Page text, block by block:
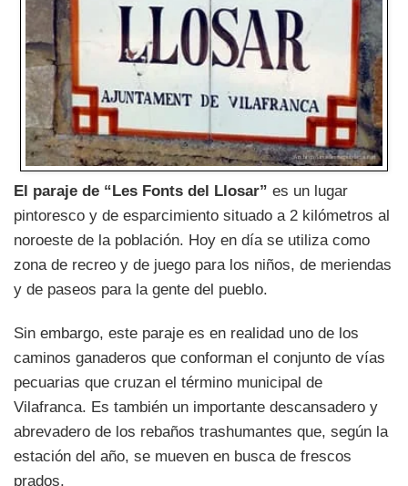
El paraje de “Les Fonts del Llosar” es un lugar
pintoresco y de esparcimiento situado a 2 kilómetros al
noroeste de la población. Hoy en día se utiliza como
zona de recreo y de juego para los niños, de meriendas
y de paseos para la gente del pueblo.
Sin embargo, este paraje es en realidad uno de los
caminos ganaderos que conforman el conjunto de vías
pecuarias que cruzan el término municipal de
Vilafranca. Es también un importante descansadero y
abrevadero de los rebaños trashumantes que, según la
estación del año, se mueven en busca de frescos
prados.